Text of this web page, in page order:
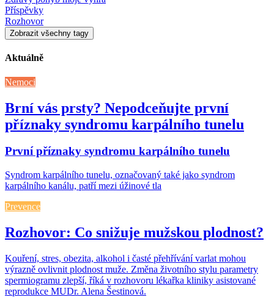
Příspěvky
Rozhovor
Zobrazit všechny tagy
Aktuálně
Nemoci
Brní vás prsty? Nepodceňujte první
příznaky syndromu karpálního tunelu
První příznaky syndromu karpálního tunelu
Syndrom karpálního tunelu, označovaný také jako syndrom
karpálního kanálu, patří mezi úžinové tla
Prevence
Rozhovor: Co snižuje mužskou plodnost?
Kouření, stres, obezita, alkohol i časté přehřívání varlat mohou
výrazně ovlivnit plodnost muže. Změna životního stylu parametry
spermiogramu zlepší, říká v rozhovoru lékařka kliniky asistované
reprodukce MUDr. Alena Šestinová.